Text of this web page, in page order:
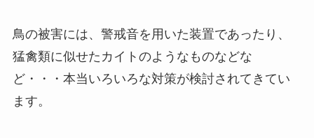
鳥の被害には、警戒音を用いた装置であったり、
猛禽類に似せたカイトのようなものなどな
ど・・・本当いろいろな対策が検討されてきてい
ます。